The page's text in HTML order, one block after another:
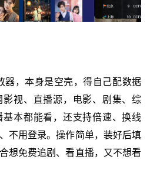
器，本身是空壳，得自己配数据
视、直播源，电影、剧集、综
本都能看，还支持倍速、换线
不用登录。操作简单，装好后填
想免费追剧、看直播，又不想看